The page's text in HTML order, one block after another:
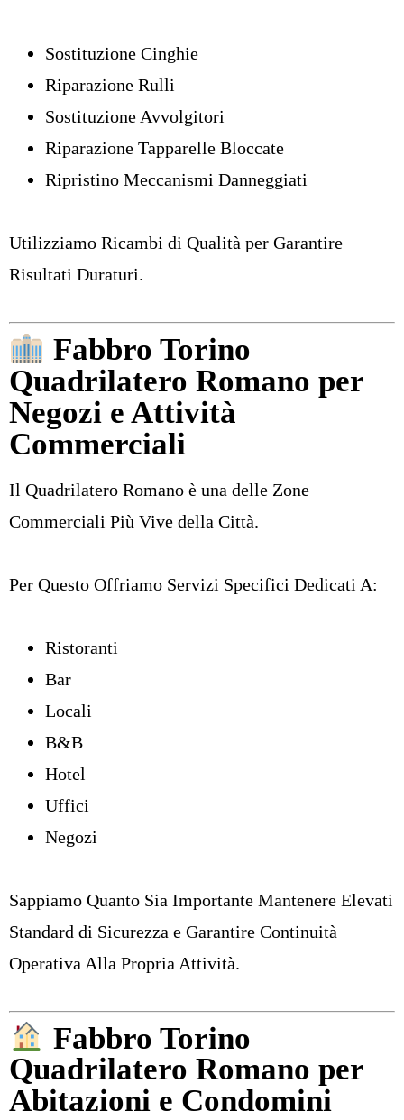
Sostituzione Cinghie
Riparazione Rulli
Sostituzione Avvolgitori
Riparazione Tapparelle Bloccate
Ripristino Meccanismi Danneggiati
Utilizziamo Ricambi di Qualità per Garantire
Risultati Duraturi.
Fabbro Torino
Quadrilatero Romano per
Negozi e Attività
Commerciali
Il Quadrilatero Romano è una delle Zone
Commerciali Più Vive della Città.
Per Questo Offriamo Servizi Specifici Dedicati A:
Ristoranti
Bar
Locali
B&B
Hotel
Uffici
Negozi
Sappiamo Quanto Sia Importante Mantenere Elevati
Standard di Sicurezza e Garantire Continuità
Operativa Alla Propria Attività.
Fabbro Torino
Quadrilatero Romano per
Abitazioni e Condomini